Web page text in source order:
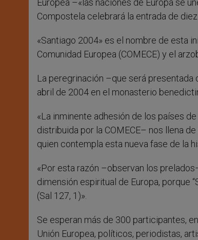
Europea –«las naciones de Europa se
Compostela celebrará la entrada de
«Santiago 2004» es el nombre de esta
Comunidad Europea (COMECE) y el
La peregrinación –que será
abril de 2004 en el monasterio
«La inminente adhesión de los países
distribuida por la COMECE– nos llena
quien contempla esta nueva fase de la
«Por esta razón –observan los
dimensión espiritual de Europa, porque
(Sal 127, 1)».
Se esperan más de 300 participantes,
Unión Europea, políticos, periodistas,